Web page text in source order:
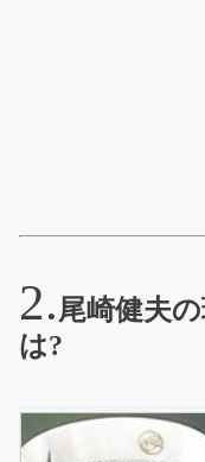
尾崎健夫
は?